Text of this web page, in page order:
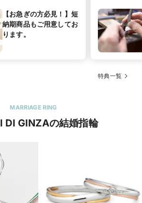
【お急ぎの方必見！】短
納期商品もご用意してお
ります。
特典一覧
MARRIAGE RING
DI GINZAの結婚指輪